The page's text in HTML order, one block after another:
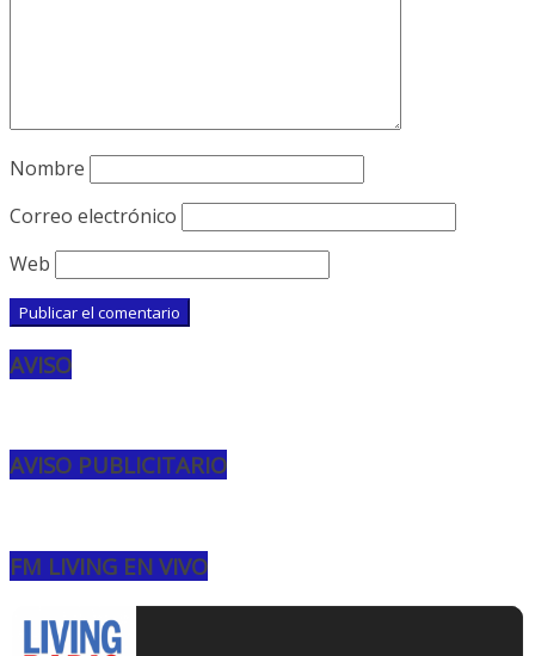
Nombre
Correo electrónico
Web
AVISO
AVISO PUBLICITARIO
FM LIVING EN VIVO